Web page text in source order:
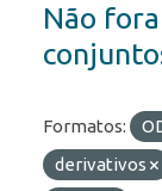
Não
Formatos:
derivativos